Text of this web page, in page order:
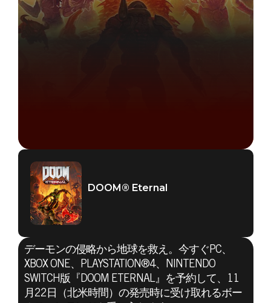
DOOM® Eternal
デーモンの侵略から地球を救え。今すぐPC、
XBOX ONE、PLAYSTATION®4、NINTENDO
SWITCH版『DOOM ETERNAL』を予約して、11
月22日（北米時間）の発売時に受け取れるボー